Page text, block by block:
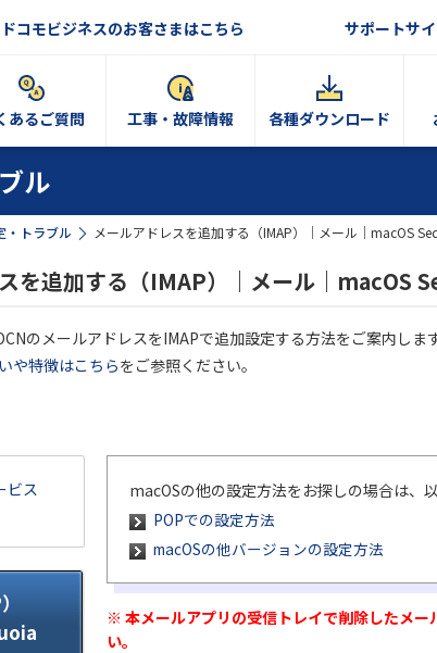
コモビジネスのお客さまはこちら サポートサ
あるご質問 工事・故障情報 各種ダウンロード
ル
・トラブル メールアドレスを追加する（IMAP）｜メール｜macOS
を追加する（IMAP）｜メール｜macOS
のメールアドレスをIMAPで追加設定する方法をご案内します
や特徴はこちらをご参照ください。
ビス
macOSの他の設定方法をお探しの場合は、
POPでの設定方法
macOSの他バージョンの設定方法
※ 本メールアプリの受信トレイで削除したメ
い。